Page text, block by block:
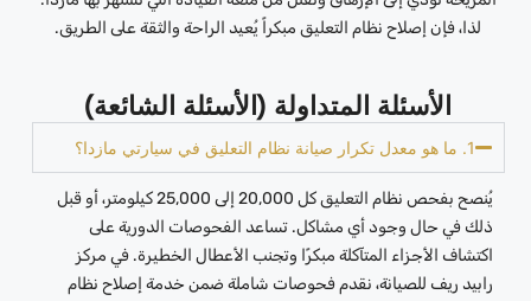
لذا، فإن إصلاح نظام التعليق مبكراً يُعيد الراحة والثقة على الطريق.
الأسئلة المتداولة (الأسئلة الشائعة)
1. ما هو معدل تكرار صيانة نظام التعليق في سيارتي مازدا؟
يُنصح بفحص نظام التعليق كل 20,000 إلى 25,000 كيلومتر، أو قبل
ذلك في حال وجود أي مشاكل. تساعد الفحوصات الدورية على
اكتشاف الأجزاء المتآكلة مبكرًا وتجنب الأعطال الخطيرة. في مركز
رابيد ريف للصيانة، نقدم فحوصات شاملة ضمن خدمة إصلاح نظام